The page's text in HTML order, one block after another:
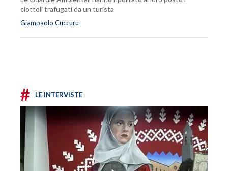
ciottoli trafugati da un turista
Giampaolo Cuccuru
# LE INTERVISTE